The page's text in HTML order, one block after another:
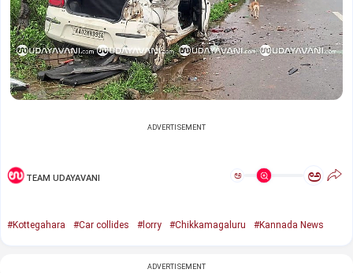
ADVERTISEMENT
TEAM UDAYAVANI ಅ ಅ
#Kottegahara #Car collides #lorry #Chikkamagaluru #Kannada News
ADVERTISEMENT